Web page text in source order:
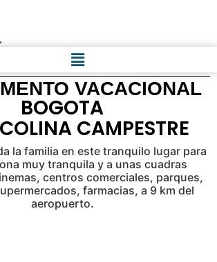
VACACIONAL
BOGOTA
CAMPESTRE
la familia en este tranquilo lugar para
muy tranquila y a unas cuadras
centros comerciales, parques,
farmacias, a 9 km del
aeropuerto.